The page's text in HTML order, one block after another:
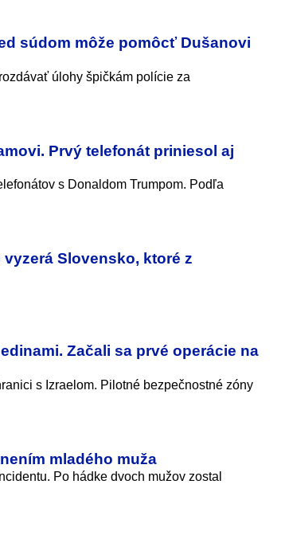
súdom môže pomôcť Dušanovi
úlohy špičkám polície za
Prvý telefonát priniesol aj
s Donaldom Trumpom. Podľa
Slovensko, ktoré z
Začali sa prvé operácie na
s Izraelom. Pilotné bezpečnostné zóny
mladého muža
Po hádke dvoch mužov zostal